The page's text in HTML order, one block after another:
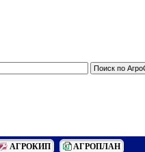
АГРОКИП АГРОПЛАН